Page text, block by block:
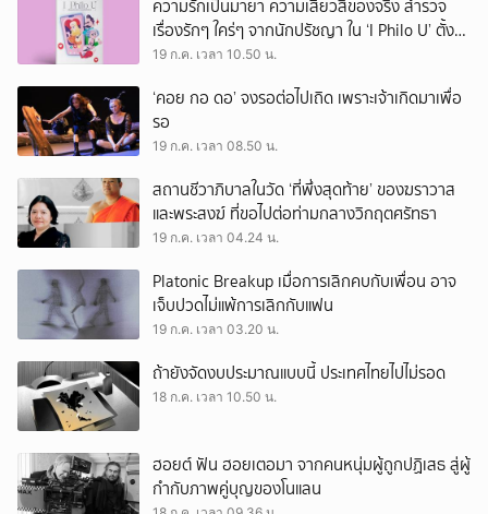
ความรักเป็นมายา ความเสียวสิของจริง สำรวจ
เรื่องรักๆ ใคร่ๆ จากนักปรัชญา ใน ‘I Philo U’ ตั้งแต่
เพลโตถึงนิทเช
19 ก.ค. เวลา 10.50 น.
‘คอย กอ ดอ’ จงรอต่อไปเถิด เพราะเจ้าเกิดมาเพื่อ
รอ
19 ก.ค. เวลา 08.50 น.
สถานชีวาภิบาลในวัด ‘ที่พึ่งสุดท้าย’ ของฆราวาส
และพระสงฆ์ ที่ขอไปต่อท่ามกลางวิกฤตศรัทธา
19 ก.ค. เวลา 04.24 น.
Platonic Breakup เมื่อการเลิกคบกับเพื่อน อาจ
เจ็บปวดไม่แพ้การเลิกกับแฟน
19 ก.ค. เวลา 03.20 น.
ถ้ายังจัดงบประมาณแบบนี้ ประเทศไทยไปไม่รอด
18 ก.ค. เวลา 10.50 น.
ฮอยต์ ฟัน ฮอยเตอมา จากคนหนุ่มผู้ถูกปฏิเสธ สู่ผู้
กำกับภาพคู่บุญของโนแลน